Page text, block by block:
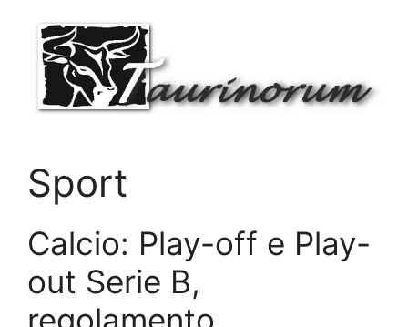
contenuto
Sport
Calcio: Play-off e Play-
out Serie B,
regolamento